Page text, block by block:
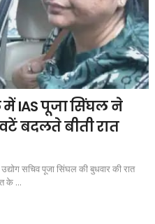
IAS पूजा सिंघल ने
बदलते बीती रात
सचिव पूजा सिंघल की बुधवार की रात
के ...